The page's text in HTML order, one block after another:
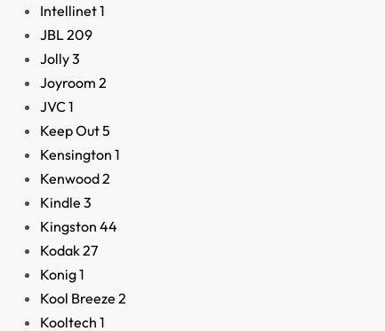
Intellinet1
JBL209
Jolly3
Joyroom 2
JVC1
Keep Out5
Kensington 1
Kenwood2
Kindle 3
Kingston 44
Kodak27
Konig1
Kool Breeze 2
Kooltech 1